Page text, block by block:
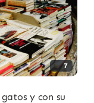
7
y con su